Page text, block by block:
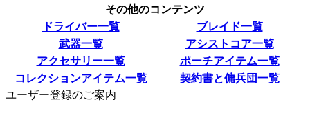
その他のコンテンツ
ドライバー一覧
ブレイド一覧
武器一覧
アシストコア一覧
アクセサリー一覧
ポーチアイテム一覧
コレクションアイテム一覧
契約書と傭兵団一覧
ユーザー登録のご案内